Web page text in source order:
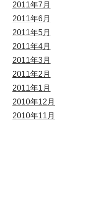
2011年7月
2011年6月
2011年5月
2011年4月
2011年3月
2011年2月
2011年1月
2010年12月
2010年11月